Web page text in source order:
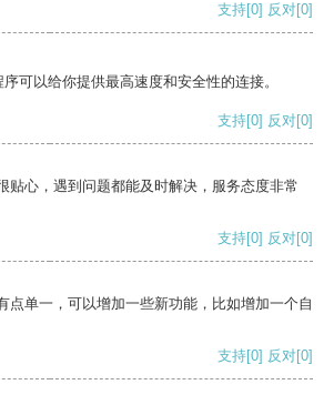
支持[0] 反对[0]
可以给你提供最高速度和安全性的连接。
支持[0] 反对[0]
贴心，遇到问题都能及时解决，服务态度非常
支持[0] 反对[0]
点单一，可以增加一些新功能，比如增加一个自
支持[0] 反对[0]